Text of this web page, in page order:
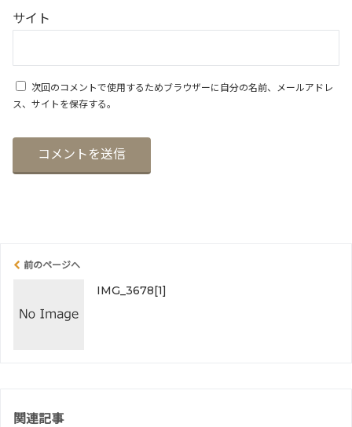
サイト
次回のコメントで使用するためブラウザーに自分の名前、メールアドレ
ス、サイトを保存する。
前のページへ
IMG_3678[1]
関連記事